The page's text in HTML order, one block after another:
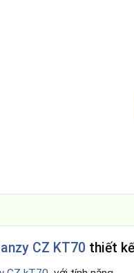
CZ KT70 thiết